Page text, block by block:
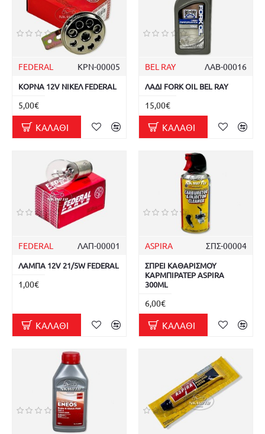
FEDERAL ΚΡΝ-00005
ΚΟΡΝΑ 12V ΝΙΚΕΛ FEDERAL
5,00€
ΚΑΛΆΘΙ
BEL RAY ΛΑΒ-00016
ΛΑΔΙ FORK OIL BEL RAY
15,00€
ΚΑΛΆΘΙ
FEDERAL ΛΑΠ-00001
ΛΑΜΠΑ 12V 21/5W FEDERAL
1,00€
ΚΑΛΆΘΙ
ASPIRA ΣΠΣ-00004
ΣΠΡΕΙ ΚΑΘΑΡΙΣΜΟΥ
ΚΑΡΜΠΙΡΑΤΕΡ ASPIRA
300ML
6,00€
ΚΑΛΆΘΙ